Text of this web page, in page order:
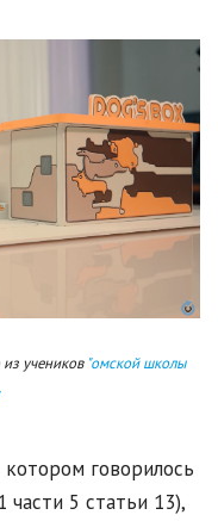
учеников "омской школы
котором говорилось
части 5 статьи 13),